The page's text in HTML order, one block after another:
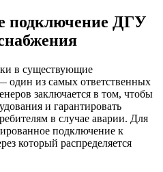
подключение ДГУ
в существующие
один из самых ответственных
заключается в том, чтобы
и гарантировать
в случае аварии. Для
подключение к
который распределяется